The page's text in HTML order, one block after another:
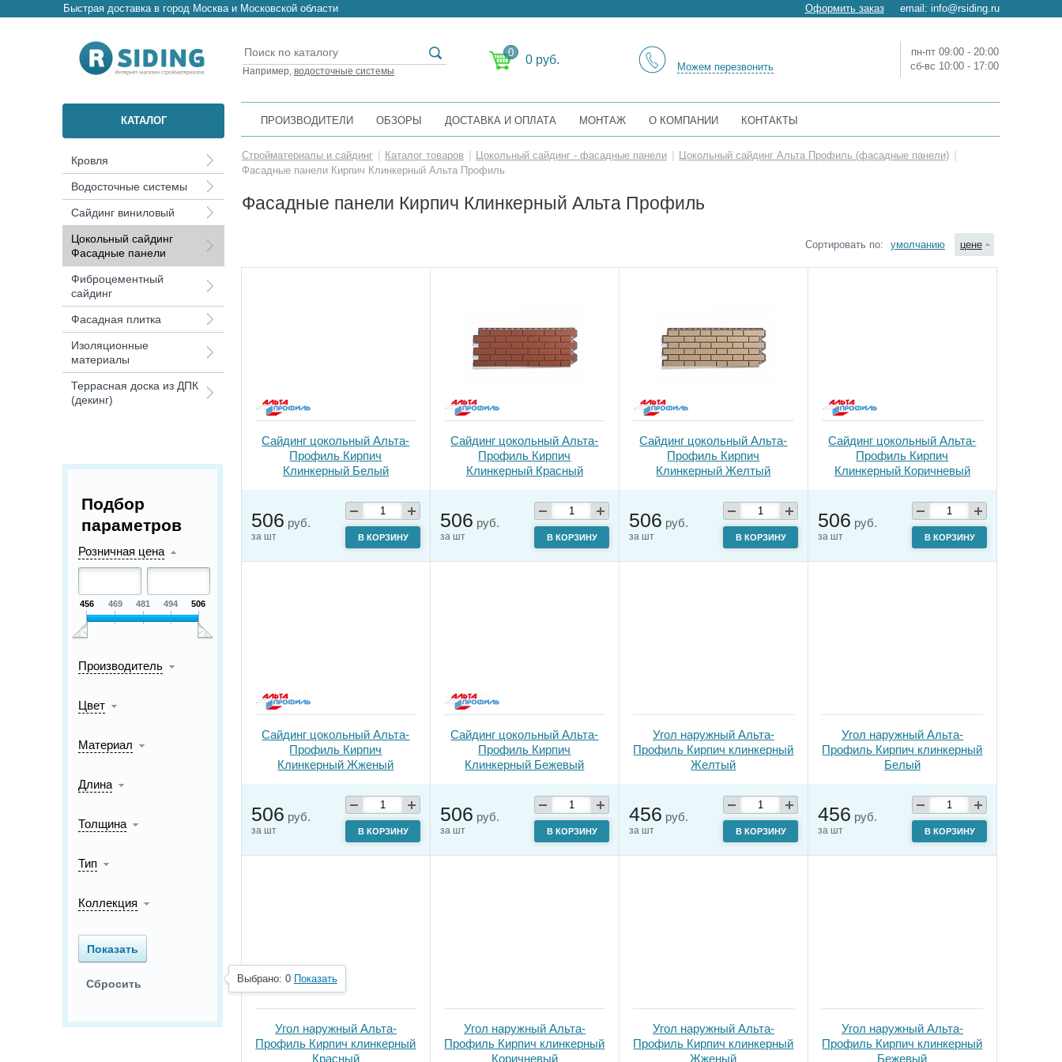
Быстрая доставка в город Москва и Московской области email: info@rsiding.ru
Оформить заказ
Например, водосточные системы Можем перезвонить
пн-пт 09:00 - 20:00
сб-вс 10:00 - 17:00
КАТАЛОГ ПРОИЗВОДИТЕЛИ ОБЗОРЫ ДОСТАВКА И ОПЛАТА МОНТАЖ О КОМПАНИИ КОНТАКТЫ
Кровля
Водосточные системы
Сайдинг виниловый
Цокольный сайдинг
Фасадные панели
Фиброцементный
сайдинг
Фасадная плитка
Изоляционные
материалы
Террасная доска из ДПК
(декинг)
Подбор
параметров
Розничная цена
456 469 481 494 506
Производитель
Цвет
Материал
Длина
Толщина
Тип
Коллекция
Выбрано: 0 Показать
Стройматериалы и сайдинг Каталог товаров Цокольный сайдинг - фасадные панели Цокольный сайдинг Альта Профиль (фасадные панели)
Фасадные панели Кирпич Клинкерный Альта Профиль
Фасадные панели Кирпич Клинкерный Альта Профиль
Сортировать по: умолчанию цене
Сайдинг цокольный Альта-
Профиль Кирпич
Клинкерный Белый
506 руб.
за шт В КОРЗИНУ
Сайдинг цокольный Альта-
Профиль Кирпич
Клинкерный Красный
506 руб.
за шт В КОРЗИНУ
Сайдинг цокольный Альта-
Профиль Кирпич
Клинкерный Желтый
506 руб.
за шт В КОРЗИНУ
Сайдинг цокольный Альта-
Профиль Кирпич
Клинкерный Коричневый
506 руб.
за шт В КОРЗИНУ
Сайдинг цокольный Альта-
Профиль Кирпич
Клинкерный Жженый
506 руб.
за шт В КОРЗИНУ
Сайдинг цокольный Альта-
Профиль Кирпич
Клинкерный Бежевый
506 руб.
за шт В КОРЗИНУ
Угол наружный Альта-
Профиль Кирпич клинкерный
Желтый
456 руб.
за шт В КОРЗИНУ
Угол наружный Альта-
Профиль Кирпич клинкерный
Белый
456 руб.
за шт В КОРЗИНУ
Угол наружный Альта-
Профиль Кирпич клинкерный
Красный
Угол наружный Альта-
Профиль Кирпич клинкерный
Коричневый
Угол наружный Альта-
Профиль Кирпич клинкерный
Жженый
Угол наружный Альта-
Профиль Кирпич клинкерный
Бежевый
0
0 руб.